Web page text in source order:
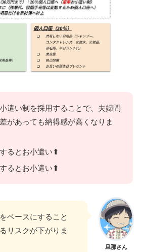
遣い制を採用することで、夫婦間
があっても納得感が高くなりま
するとお小遣い⬆
するとお小遣い⬆
旦那さん
ベースにすること
リスクが下がりま